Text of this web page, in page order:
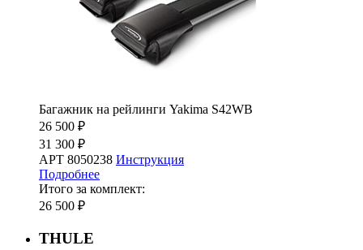
Багажник на рейлинги Yakima S42WB
26 500 ₽
31 300 ₽
АРТ 8050238 Инструкция
Подробнее
Итого за комплект:
26 500 ₽
THULE